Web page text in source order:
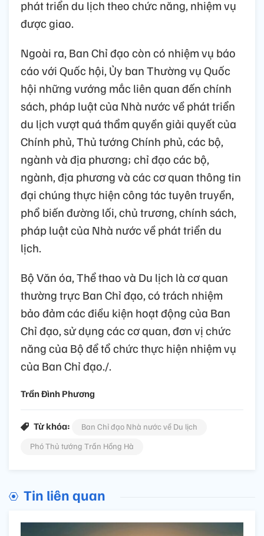
phát triển du lịch theo chức năng, nhiệm vụ
được giao.
Ngoài ra, Ban Chỉ đạo còn có nhiệm vụ báo
cáo với Quốc hội, Ủy ban Thường vụ Quốc
hội những vướng mắc liên quan đến chính
sách, pháp luật của Nhà nước về phát triển
du lịch vượt quá thẩm quyền giải quyết của
Chính phủ, Thủ tướng Chính phủ, các bộ,
ngành và địa phương; chỉ đạo các bộ,
ngành, địa phương và các cơ quan thông tin
đại chúng thực hiện công tác tuyên truyền,
phổ biến đường lối, chủ trương, chính sách,
pháp luật của Nhà nước về phát triển du
lịch.
Bộ Văn óa, Thể thao và Du lịch là cơ quan
thường trực Ban Chỉ đạo, có trách nhiệm
bảo đảm các điều kiện hoạt động của Ban
Chỉ đạo, sử dụng các cơ quan, đơn vị chức
năng của Bộ để tổ chức thực hiện nhiệm vụ
của Ban Chỉ đạo./.
Trần Đình Phương
Từ khóa:
Ban Chỉ đạo Nhà nước về Du lịch
Phó Thủ tướng Trần Hồng Hà
Tin liên quan